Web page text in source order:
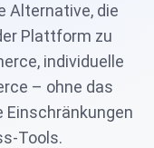
Alternative, die
Plattform zu
individuelle
– ohne das
Einschränkungen
Tools.